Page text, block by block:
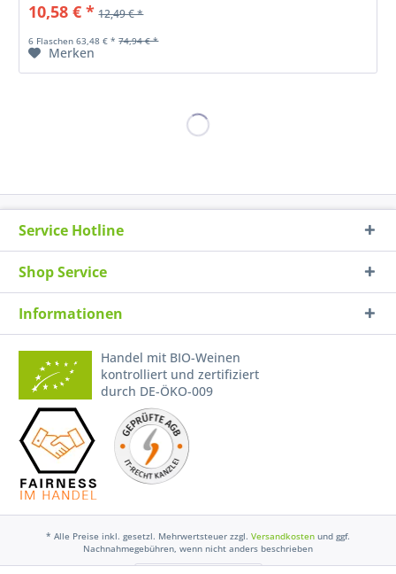
10,58 € * 12,49 € *
6 Flaschen 63,48 € * 74,94 € *
Merken
Service Hotline
Shop Service
Informationen
Handel mit BIO-Weinen
kontrolliert und zertifiziert
durch DE-ÖKO-009
* Alle Preise inkl. gesetzl. Mehrwertsteuer zzgl. Versandkosten und ggf.
Nachnahmegebühren, wenn nicht anders beschrieben